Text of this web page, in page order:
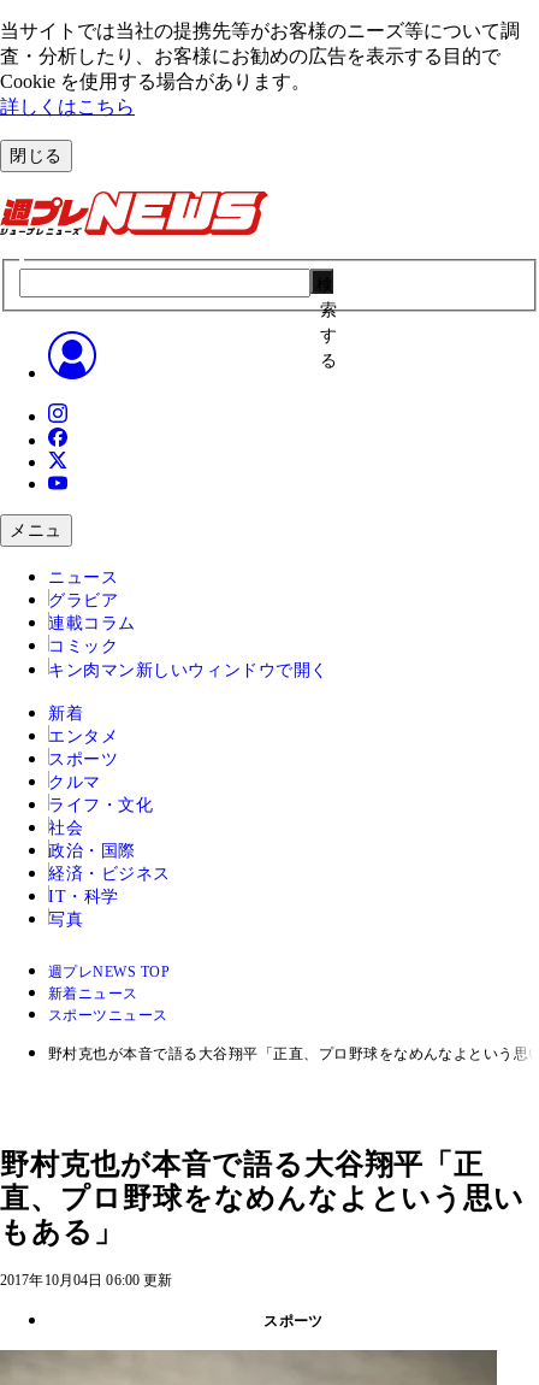
当サイトでは当社の提携先等がお客様のニーズ等について調
査・分析したり、お客様にお勧めの広告を表⽰する⽬的で
Cookie を使⽤する場合があります。
詳しくはこちら
閉じる
索
す
る
メニュ
ニュース
グラビア
連載コラム
コミック
キン肉マン 新しいウィンドウで開く
新着
エンタメ
スポーツ
クルマ
ライフ・文化
社会
政治・国際
経済・ビジネス
IT・科学
写真
週プレNEWS TOP
新着ニュース
スポーツニュース
野村克也が本音で語る大谷翔平「正直、プロ野球をなめんなよという思
野村克也が本音で語る大谷翔平「正
直、プロ野球をなめんなよという思い
もある」
2017年10月04日 06:00 更新
スポーツ